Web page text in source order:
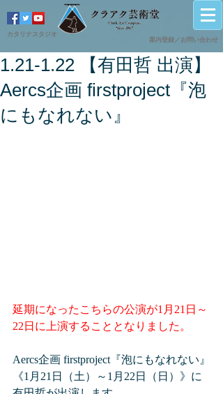
案内登録／ ​お問い合わせ
カタリナスタジオ
1.21-1.22 【有田哲 出演】
Aercs企画 firstproject『泡
にもなれない』
延期になったこちらの公演が1月21日～
22日に上演することとなりました。
Aercs企画 firstproject『泡にもなれない』
《1月21日（土）～1月22日（日）》に